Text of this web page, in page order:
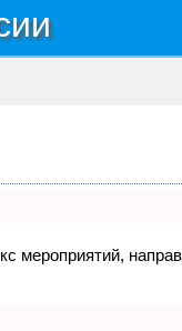
мероприятий,